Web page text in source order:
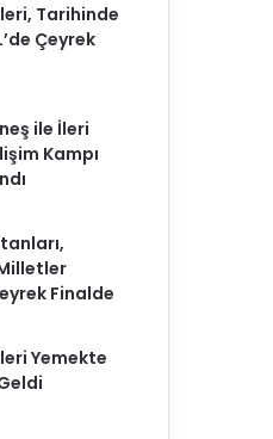
Tarihinde
Çeyrek
ile İleri
Kampı
Finalde
Yemekte